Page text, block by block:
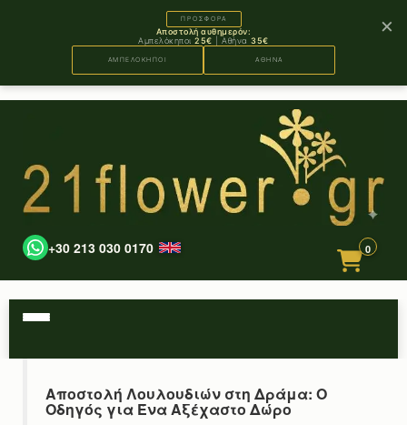
+30 213 030 0170 0
ΠΡΟΣΦΟΡΑ
Αποστολή αυθημερόν:
Αμπελόκηποι25€ | Αθήνα35€
ΑΜΠΕΛΟΚΗΠΟΙ ΑΘΗΝΑ
×
Αποστολή Λουλουδιών στη Δράμα: Ο
Οδηγός για Ένα Αξέχαστο Δώρο